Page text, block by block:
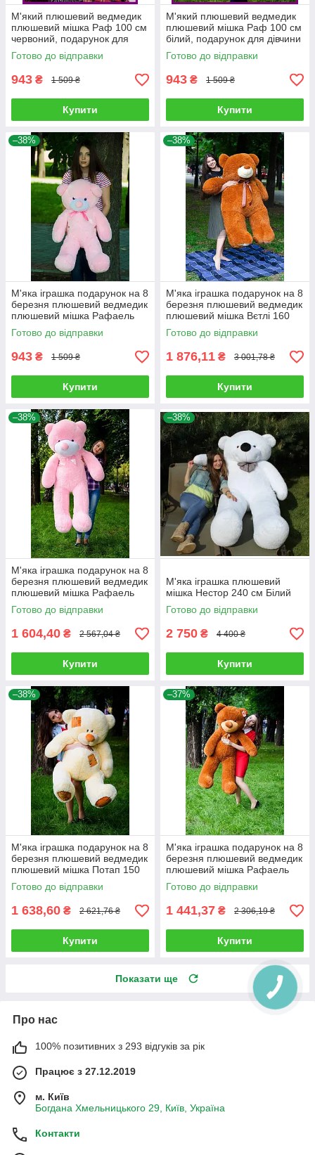
М'який плюшевий ведмедик
плюшевий мішка Раф 100 см
червоний, подарунок для
дівчини на день народження
Готово до відправки
943 ₴ 1 509 ₴
Купити
М'який плюшевий ведмедик
плюшевий мішка Раф 100 см
білий, подарунок для дівчини
на день народження
Готово до відправки
943 ₴ 1 509 ₴
Купити
–38%
М'яка іграшка подарунок на 8
березня плюшевий ведмедик
плюшевий мішка Рафаель
100 см Рожевий
Готово до відправки
943 ₴ 1 509 ₴
Купити
–38%
М'яка іграшка подарунок на 8
березня плюшевий ведмедик
плюшевий мішка Вєтлі 160
см Карамельний
Готово до відправки
1 876,11 ₴ 3 001,78 ₴
Купити
–38%
М'яка іграшка подарунок на 8
березня плюшевий ведмедик
плюшевий мішка Рафаель
160 см Рожевий
Готово до відправки
1 604,40 ₴ 2 567,04 ₴
Купити
–38%
М'яка іграшка плюшевий
мішка Нестор 240 см Білий
Готово до відправки
2 750 ₴ 4 400 ₴
Купити
–38%
М'яка іграшка подарунок на 8
березня плюшевий ведмедик
плюшевий мішка Потап 150
см Кремовий
Готово до відправки
1 638,60 ₴ 2 621,76 ₴
Купити
–37%
М'яка іграшка подарунок на 8
березня плюшевий ведмедик
плюшевий мішка Рафаель
140 см Коричневий
Готово до відправки
1 441,37 ₴ 2 306,19 ₴
Купити
Показати ще
Про нас
100% позитивних з 293 відгуків за рік
Працює з 27.12.2019
м. Київ
Богдана Хмельницького 29, Київ, Україна
Контакти